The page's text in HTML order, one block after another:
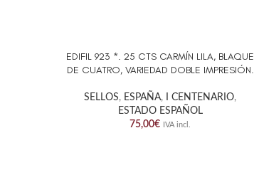
AÑADIR AL CARRITO
EDIFIL 923 *. 25 CTS CARMÍN LILA, BLAQUE
DE CUATRO, VARIEDAD DOBLE IMPRESIÓN.
SELLOS, ESPAÑA, I CENTENARIO,
ESTADO ESPAÑOL
75,00€ IVA incl.